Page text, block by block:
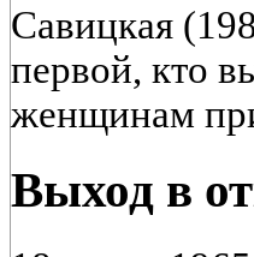
Савицкая
первой, кто
женщинам
Выход в